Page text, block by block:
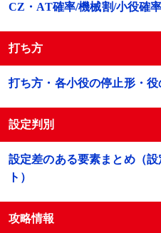
CZ・AT確率/機械割/小役確率
打ち方
打ち方・各小役の停止形・役
設定判別
設定差のある要素まとめ（
ト）
攻略情報